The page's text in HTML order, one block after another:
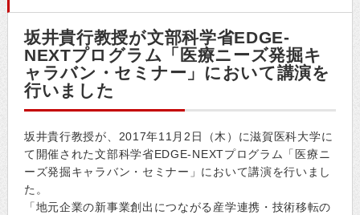
坂井貴行教授が文部科学省EDGE-
NEXTプログラム「医療ニーズ発掘キ
ャラバン・セミナー」において講演を
行いました
坂井貴行教授が、2017年11月2日（木）に滋賀医科大学に
て開催された文部科学省EDGE-NEXTプログラム「医療ニ
ーズ発掘キャラバン・セミナー」において講演を行いまし
た。
「地元企業の新事業創出につながる産学連携・技術移転の